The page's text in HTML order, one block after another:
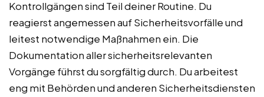
Kontrollgängen sind Teil deiner Routine. Du
reagierst angemessen auf Sicherheitsvorfälle und
leitest notwendige Maßnahmen ein. Die
Dokumentation aller sicherheitsrelevanten
Vorgänge führst du sorgfältig durch. Du arbeitest
eng mit Behörden und anderen Sicherheitsdiensten